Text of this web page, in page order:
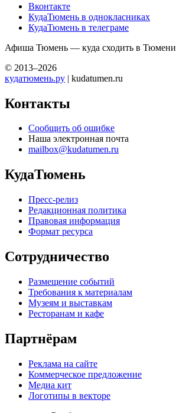
Вконтакте
КудаТюмень в однокласниках
КудаТюмень в телеграме
Афиша Тюмень — куда сходить в Тюмени
© 2013–2026
кудатюмень.ру | kudatumen.ru
Контакты
Сообщить об ошибке
Наша электронная почта
mailbox@kudatumen.ru
КудаТюмень
Пресс-релиз
Редакционная политика
Правовая информация
Формат ресурса
Сотрудничество
Размещение событий
Требования к материалам
Музеям и выставкам
Ресторанам и кафе
Партнёрам
Реклама на сайте
Коммерческое предложение
Медиа кит
Логотипы в векторе